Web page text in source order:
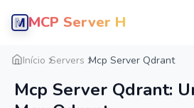
MCP Server Hub
Início Servers Mcp Server Qdrant
Mcp Server Qdrant:
Visão geral Detalhe